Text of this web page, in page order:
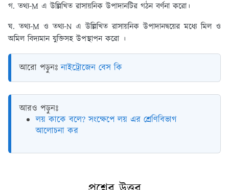
গ. তথ্য-M এ উল্লিখিত রাসায়নিক উপাদানটির গঠন বর্ণনা করো।
ঘ. তথ্য-M ও তথ্য-N এ উল্লিখিত রাসায়নিক উপাদানদ্বয়ের মধ্যে মিল ও
অমিল বিদ্যমান যুক্তিসহ উপস্থাপন করো ।
আরো পড়ুনঃনাইট্রোজেন বেস কি
আরও পড়ুনঃ
লয় কাকে বলে? সংক্ষেপে লয় এর শ্রেণিবিভাগ
আলোচনা কর